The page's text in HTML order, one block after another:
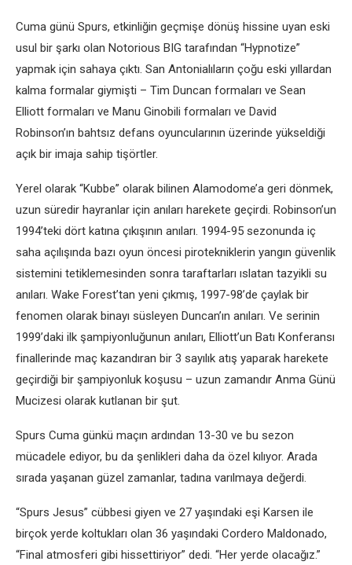
Cuma günü Spurs, etkinliğin geçmişe dönüş hissine uyan eski
usul bir şarkı olan Notorious BIG tarafından “Hypnotize”
yapmak için sahaya çıktı. San Antonialıların çoğu eski yıllardan
kalma formalar giymişti – Tim Duncan formaları ve Sean
Elliott formaları ve Manu Ginobili formaları ve David
Robinson’ın bahtsız defans oyuncularının üzerinde yükseldiği
açık bir imaja sahip tişörtler.
Yerel olarak “Kubbe” olarak bilinen Alamodome’a ​​geri dönmek,
uzun süredir hayranlar için anıları harekete geçirdi. Robinson’un
1994’teki dört katına çıkışının anıları. 1994-95 sezonunda iç
saha açılışında bazı oyun öncesi pirotekniklerin yangın güvenlik
sistemini tetiklemesinden sonra taraftarları ıslatan tazyikli su
anıları. Wake Forest’tan yeni çıkmış, 1997-98’de çaylak bir
fenomen olarak binayı süsleyen Duncan’ın anıları. Ve serinin
1999’daki ilk şampiyonluğunun anıları, Elliott’un Batı Konferansı
finallerinde maç kazandıran bir 3 sayılık atış yaparak harekete
geçirdiği bir şampiyonluk koşusu – uzun zamandır Anma Günü
Mucizesi olarak kutlanan bir şut.
Spurs Cuma günkü maçın ardından 13-30 ve bu sezon
mücadele ediyor, bu da şenlikleri daha da özel kılıyor. Arada
sırada yaşanan güzel zamanlar, tadına varılmaya değerdi.
“Spurs Jesus” cübbesi giyen ve 27 yaşındaki eşi Karsen ile
birçok yerde koltukları olan 36 yaşındaki Cordero Maldonado,
“Final atmosferi gibi hissettiriyor” dedi. “Her yerde olacağız.”